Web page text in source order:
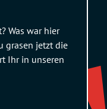
Was war hier
grasen jetzt die
Ihr in unseren